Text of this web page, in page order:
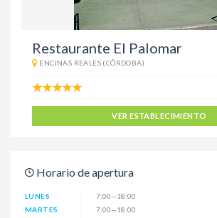
Restaurante El Palomar
ENCINAS REALES (CÓRDOBA)
VER ESTABLECIMIENTO
Horario de apertura
LUNES
7:00—18:00
MARTES
7:00—18:00